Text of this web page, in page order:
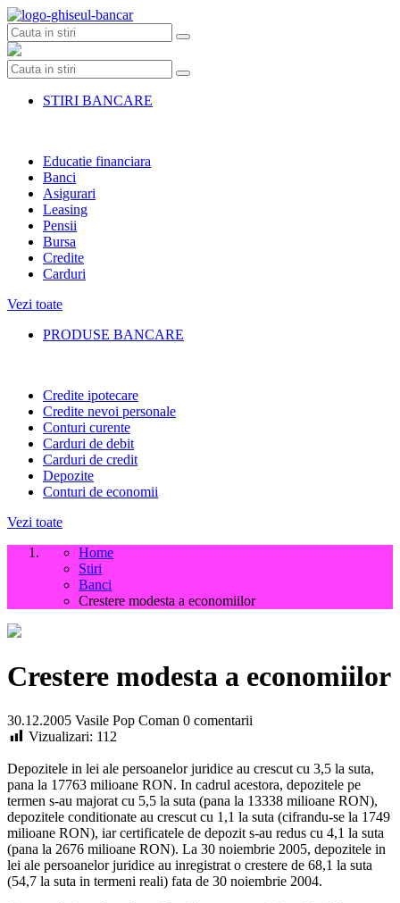
Skip
to
content
STIRI BANCARE
Educatie financiara
Banci
Asigurari
Leasing
Pensii
Bursa
Credite
Carduri
Vezi toate
PRODUSE BANCARE
Credite ipotecare
Credite nevoi personale
Conturi curente
Carduri de debit
Carduri de credit
Depozite
Conturi de economii
Vezi toate
Home
Stiri
Banci
Crestere modesta a economiilor
Crestere modesta a economiilor
30.12.2005 Vasile Pop Coman 0 comentarii
Vizualizari: 112
Depozitele in lei ale persoanelor juridice au crescut cu 3,5 la suta,
pana la 17763 milioane RON. In cadrul acestora, depozitele pe
termen s-au majorat cu 5,5 la suta (pana la 13338 milioane RON),
depozitele conditionate au crescut cu 1,1 la suta (cifrandu-se la 1749
milioane RON), iar certificatele de depozit s-au redus cu 4,1 la suta
(pana la 2676 milioane RON). La 30 noiembrie 2005, depozitele in
lei ale persoanelor juridice au inregistrat o crestere de 68,1 la suta
(54,7 la suta in termeni reali) fata de 30 noiembrie 2004.